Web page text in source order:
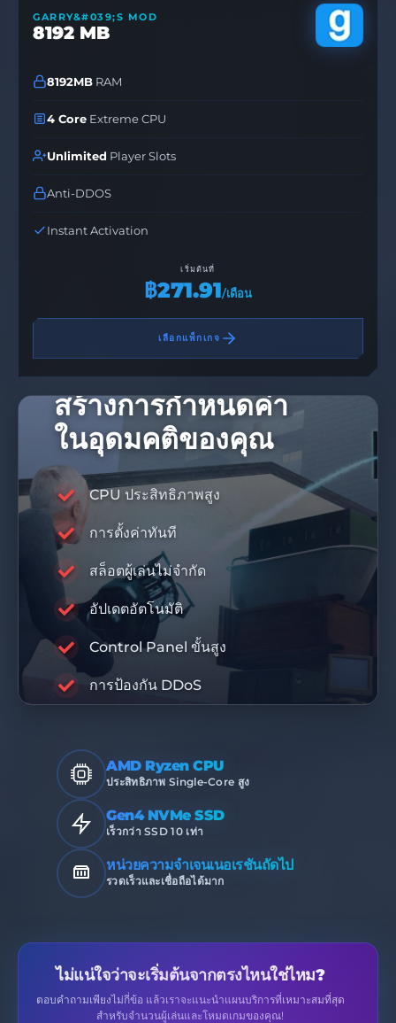
GARRY&#039;S MOD
8192 MB
8192MB RAM
4 Core Extreme CPU
Unlimited Player Slots
Anti-DDOS
Instant Activation
เริ่มต้นที่
฿271.91/เดือน
เลือกแพ็กเกจ
สร้างการกำหนดค่า
ในอุดมคติของคุณ
CPU ประสิทธิภาพสูง
การตั้งค่าทันที
สล็อตผู้เล่นไม่จำกัด
อัปเดตอัตโนมัติ
Control Panel ขั้นสูง
การป้องกัน DDoS
โค้ดส่วนลด 10%
DIS10
RABISU
PREMIUM INFRASTRUCTURE
AMD Ryzen CPU
ประสิทธิภาพ Single-Core สูง
Gen4 NVMe SSD
เร็วกว่า SSD 10 เท่า
หน่วยความจำเจนเนอเรชันถัดไป
รวดเร็วและเชื่อถือได้มาก
ไม่แน่ใจว่าจะเริ่มต้นจากตรงไหนใช่ไหม?
ตอบคำถามเพียงไม่กี่ข้อ แล้วเราจะแนะนำแผนบริการที่เหมาะสมที่สุด
สำหรับจำนวนผู้เล่นและโหมดเกมของคุณ!